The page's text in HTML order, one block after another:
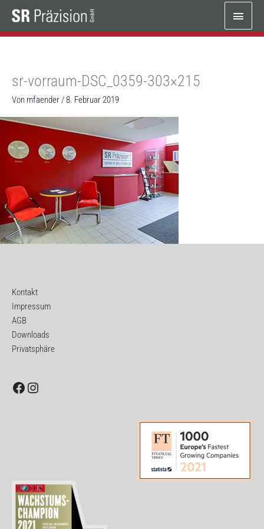
Inhalt
springen
sr-vorraum-DSC_0359-303×215
Von mfaender /8. Februar 2019
Kontakt
Impressum
AGB
Downloads
Privatsphäre
Facebook
Instagram